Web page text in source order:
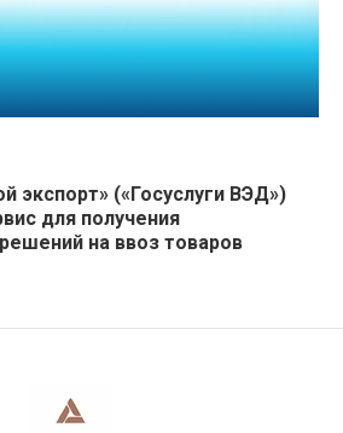
экспорт» («Госуслуги ВЭД»)
для получения
на ввоз товаров